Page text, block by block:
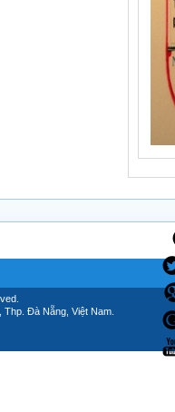
Đà Nẵng, Việt Nam.